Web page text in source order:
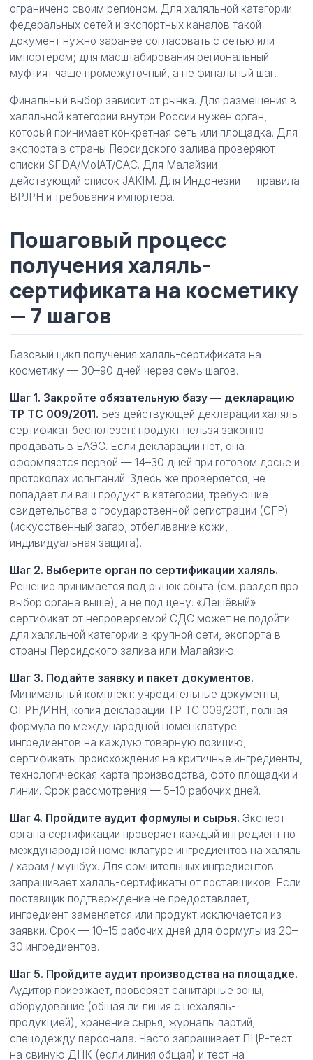
ограничено своим регионом. Для халяльной категории
федеральных сетей и экспортных каналов такой
документ нужно заранее согласовать с сетью или
импортёром; для масштабирования региональный
муфтият чаще промежуточный, а не финальный шаг.
Финальный выбор зависит от рынка. Для размещения в
халяльной категории внутри России нужен орган,
который принимает конкретная сеть или площадка. Для
экспорта в страны Персидского залива проверяют
списки SFDA/MoIAT/GAC. Для Малайзии —
действующий список JAKIM. Для Индонезии — правила
BPJPH и требования импортёра.
Пошаговый процесс
получения халяль-
сертификата на косметику
— 7 шагов
Базовый цикл получения халяль-сертификата на
косметику — 30–90 дней через семь шагов.
Шаг 1. Закройте обязательную базу — декларацию
ТР ТС 009/2011. Без действующей декларации халяль-
сертификат бесполезен: продукт нельзя законно
продавать в ЕАЭС. Если декларации нет, она
оформляется первой — 14–30 дней при готовом досье и
протоколах испытаний. Здесь же проверяется, не
попадает ли ваш продукт в категории, требующие
свидетельства о государственной регистрации (СГР)
(искусственный загар, отбеливание кожи,
индивидуальная защита).
Шаг 2. Выберите орган по сертификации халяль.
Решение принимается под рынок сбыта (см. раздел про
выбор органа выше), а не под цену. «Дешёвый»
сертификат от непроверяемой СДС может не подойти
для халяльной категории в крупной сети, экспорта в
страны Персидского залива или Малайзию.
Шаг 3. Подайте заявку и пакет документов.
Минимальный комплект: учредительные документы,
ОГРН/ИНН, копия декларации ТР ТС 009/2011, полная
формула по международной номенклатуре
ингредиентов на каждую товарную позицию,
сертификаты происхождения на критичные ингредиенты,
технологическая карта производства, фото площадки и
линии. Срок рассмотрения — 5–10 рабочих дней.
Шаг 4. Пройдите аудит формулы и сырья. Эксперт
органа сертификации проверяет каждый ингредиент по
международной номенклатуре ингредиентов на халяль
/ харам / мушбух. Для сомнительных ингредиентов
запрашивает халяль-сертификаты от поставщиков. Если
поставщик подтверждение не предоставляет,
ингредиент заменяется или продукт исключается из
заявки. Срок — 10–15 рабочих дней для формулы из 20–
30 ингредиентов.
Шаг 5. Пройдите аудит производства на площадке.
Аудитор приезжает, проверяет санитарные зоны,
оборудование (общая ли линия с нехаляль-
продукцией), хранение сырья, журналы партий,
спецодежду персонала. Часто запрашивает ПЦР-тест
на свиную ДНК (если линия общая) и тест на